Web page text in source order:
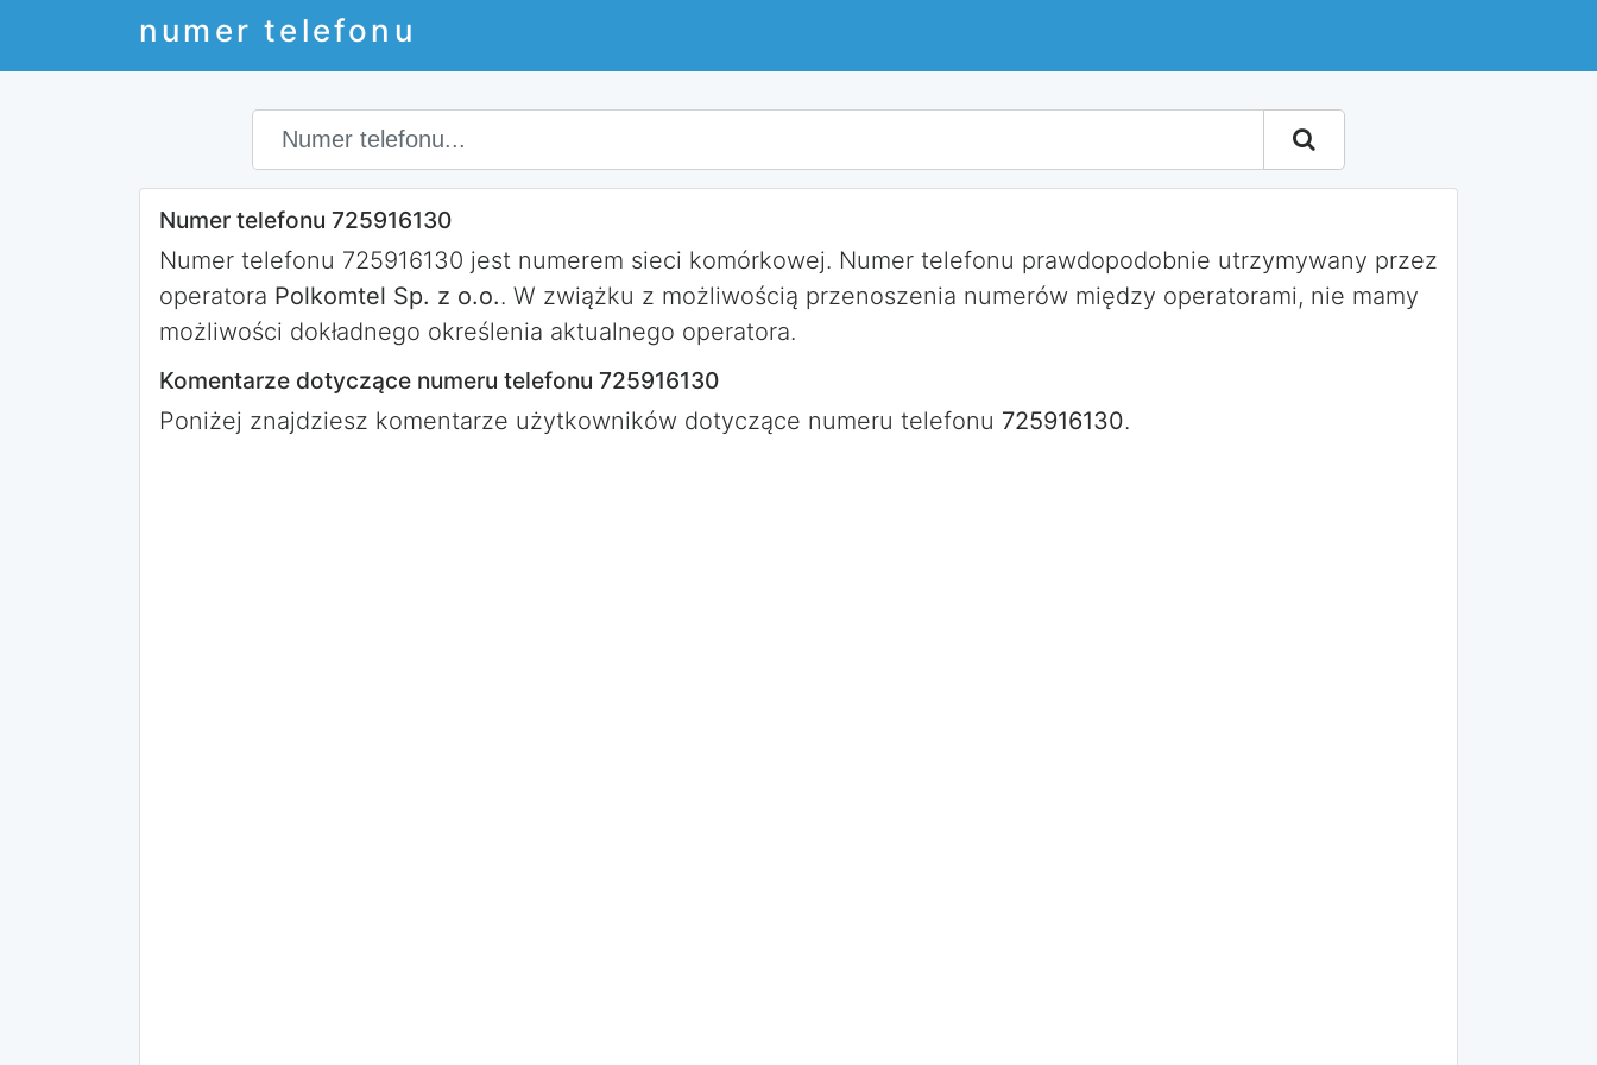
numer telefonu
Numer telefonu 725916130
Numer telefonu 725916130 jest numerem sieci komórkowej. Numer telefonu prawdopodobnie utrzymywany przez
operatora Polkomtel Sp. z o.o.. W zwiążku z możliwością przenoszenia numerów między operatorami, nie mamy
możliwości dokładnego określenia aktualnego operatora.
Komentarze dotyczące numeru telefonu 725916130
Poniżej znajdziesz komentarze użytkowników dotyczące numeru telefonu 725916130.